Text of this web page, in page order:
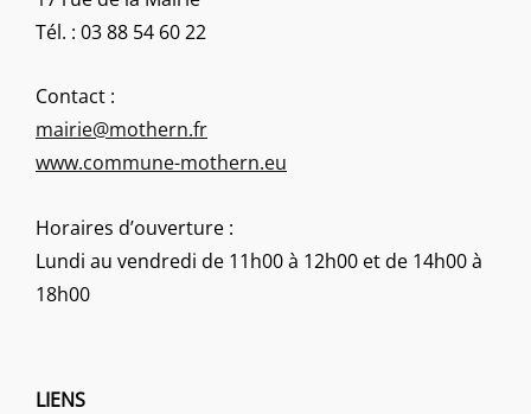
Tél. : 03 88 54 60 22
Contact :
mairie@mothern.fr
www.commune-mothern.eu
Horaires d’ouverture :
Lundi au vendredi de 11h00 à 12h00 et de 14h00 à
18h00
LIENS